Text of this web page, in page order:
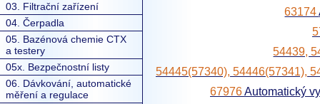
03. Filtrační zařízení
04. Čerpadla
05. Bazénová chemie CTX
a testery
05x. Bezpečnostní listy
06. Dávkování, automatické
měření a regulace
63174
54439,
54445(57340), 54446(57341),
67976Automatický